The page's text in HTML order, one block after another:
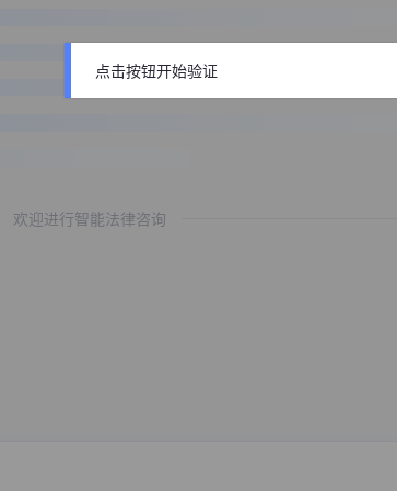
欢迎进行智能法律咨询
点击按钮开始验证